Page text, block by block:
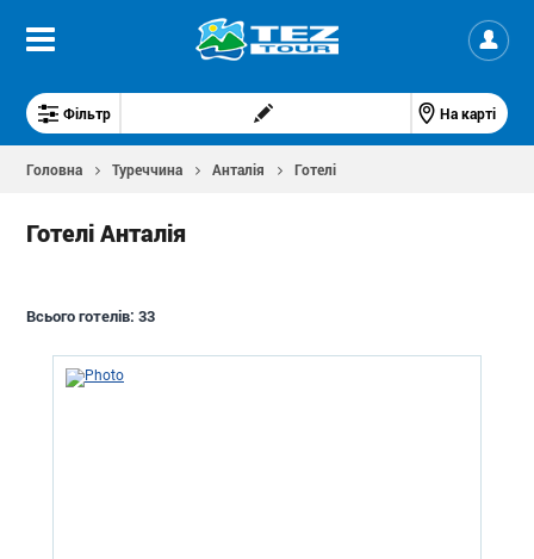
Фільтр На карті
Головна Туреччина Анталія Готелі
Готелі Анталія
Всього готелів:33